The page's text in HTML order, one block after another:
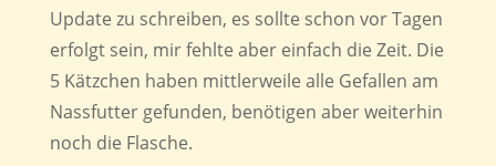
Update zu schreiben, es sollte schon vor Tagen
erfolgt sein, mir fehlte aber einfach die Zeit. Die
5 Kätzchen haben mittlerweile alle Gefallen am
Nassfutter gefunden, benötigen aber weiterhin
noch die Flasche.